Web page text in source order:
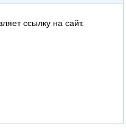
ссылку на сайт.